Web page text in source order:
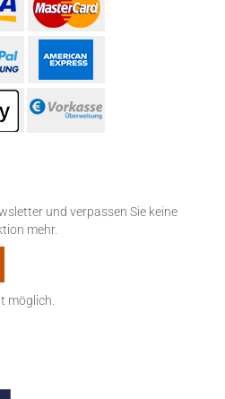
und verpassen Sie keine
mehr.
möglich.